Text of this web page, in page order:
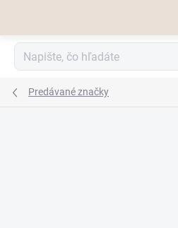
Predávané značky